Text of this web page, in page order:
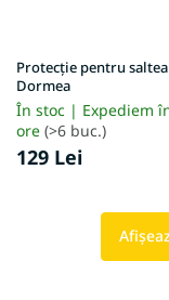
Protecție pentru saltea
Dormea
În stoc | Expediem
ore (>6 buc.)
129 Lei